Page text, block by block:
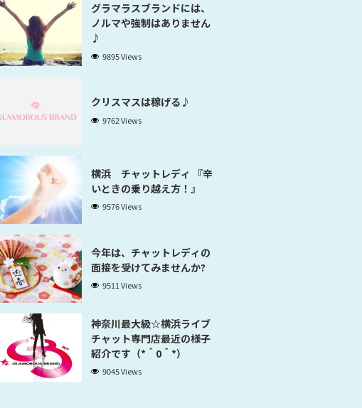
グラマラスブランドには、
ノルマや強制はありません
♪
9895 Views
クリスマスは稼げる♪
9762 Views
横浜 チャットレディ 『辛
いときの乗り越え方！』
9576 Views
今年は、チャットレディの
面接を受けてみませんか?
9511 Views
神奈川最大級☆横浜ライブ
チャット専門店最近の様子
紹介です（*＾0＾*）
9045 Views